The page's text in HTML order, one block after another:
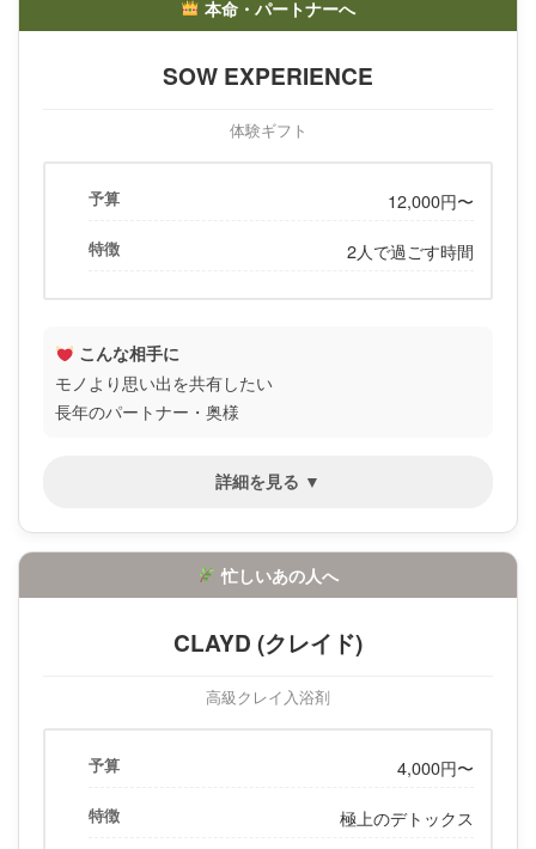
本命・パートナーへ
SOW EXPERIENCE
体験ギフト
予算 12,000円〜
特徴 2人で過ごす時間
こんな相手に
モノより思い出を共有したい
長年のパートナー・奥様
詳細を見る ▼
忙しいあの人へ
CLAYD (クレイド)
高級クレイ入浴剤
予算 4,000円〜
特徴 極上のデトックス